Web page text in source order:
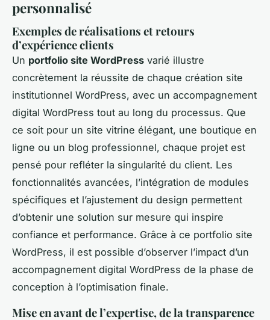
personnalisé
Exemples de réalisations et retours
d’expérience clients
Un portfolio site WordPress varié illustre
concrètement la réussite de chaque création site
institutionnel WordPress, avec un accompagnement
digital WordPress tout au long du processus. Que
ce soit pour un site vitrine élégant, une boutique en
ligne ou un blog professionnel, chaque projet est
pensé pour refléter la singularité du client. Les
fonctionnalités avancées, l’intégration de modules
spécifiques et l’ajustement du design permettent
d’obtenir une solution sur mesure qui inspire
confiance et performance. Grâce à ce portfolio site
WordPress, il est possible d’observer l’impact d’un
accompagnement digital WordPress de la phase de
conception à l’optimisation finale.
Mise en avant de l’expertise, de la transparence